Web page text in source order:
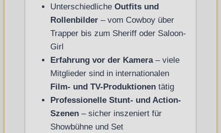
Unterschiedliche Outfits und
Rollenbilder– vom Cowboy über
Trapper bis zum Sheriff oder Saloon-
Girl
Erfahrung vor der Kamera– viele
Mitglieder sind in internationalen
Film- und TV-Produktionentätig
Professionelle Stunt- und Action-
Szenen– sicher inszeniert für
Showbühne und Set